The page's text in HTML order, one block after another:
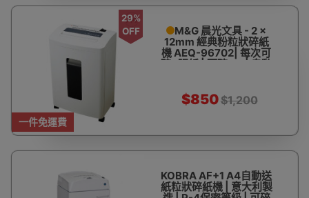
一件免運費
29%
OFF
M&G 晨光文具 - 2 ×
12mm 經典粉粒狀碎紙
機 AEQ-96702| 每次可
碎8張紙 | 可碎CD | 自動
$850$1,200
KOBRA AF+1 A4自動送
紙粒狀碎紙機 | 意大利製